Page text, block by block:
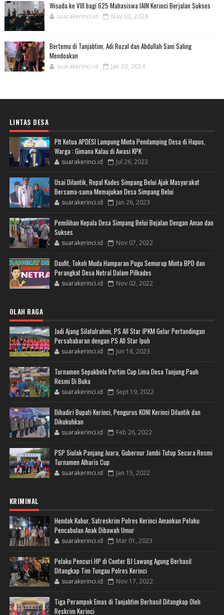
Wisuda ke VIII bagi 625 Mahasiswa IAIN Kerinci Berjalan Sukses
suarakerinci.id May 02, 2024
Bertemu di Tanjabtim, Adi Rozal dan Abdullah Sani Saling
Mendoakan
suarakerinci.id Jan 20, 2024
LINTAS DESA
Plt Ketua APDESI Lampung Minta Pendamping Desa di Hapus,
Warga : Gimana Kalau di Awasi KPK
suarakerinci.id Jul 26, 2023
Usai Dilantik, Repal Kades Simpang Belui Ajak Masyarakat
Bersama-sama Memajukan Desa Simpang Belui
suarakerinci.id Jan 26, 2023
Pemilihan Kepala Desa Simpang Belui Bejalan Dengan Aman dan
Sukses
suarakerinci.id Nov 07, 2022
Daufit, Tokoh Muda Hamparan Pugu Semurup Minta BPD dan
Perangkat Desa Netral Dalam Pilkades
suarakerinci.id Nov 02, 2022
OLAH RAGA
Jadi Ajang Silatulrahmi, PS All Star IPKM Gelar Pertandingan
Persahabaran dengan PS All Star Ipuh
suarakerinci.id Jun 18, 2023
Turnamen Sepakbola Portim Cup Lima Desa Tanjung Pauh
Resmi Di Buka
suarakerinci.id Sept 19, 2022
Dihadiri Bupati Kerinci, Pengurus KONI Kerinci Dilantik dan
Dikukuhkan
suarakerinci.id Feb 26, 2022
PSP Siulak Panjang Juara, Gubernur Jambi Tutup Secara Resmi
Turnamen Alharis Cup
suarakerinci.id Jan 15, 2022
KRIMINAL
Hendak Kabur, Satreskrim Polres Kerinci Amankan Pelaku
Pencabulan Anak Dibawah Umur
suarakerinci.id Mar 01, 2023
Pelaku Pencuri HP di Conter BJ Lawang Agung Berhasil
Ditangkap Tim Tungau Polres Kerinci
suarakerinci.id Nov 17, 2022
Tiga Perampok Emas di Tanjabtim Berhasil Ditangkap Oleh
Reskrim Kerinci